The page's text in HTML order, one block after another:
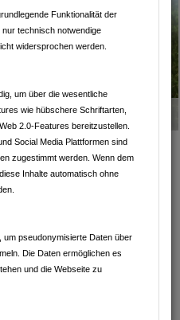
Funktionalität der
technisch notwendige
widersprochen werden.
um über die wesentliche
wie hübschere Schriftarten,
2.0-Features bereitzustellen.
Social Media Plattformen sind
zugestimmt werden. Wenn dem
Inhalte automatisch ohne
pseudonymisierte Daten über
Die Daten ermöglichen es
und die Webseite zu
Schwaigern
DEM
LEINTALZOO-KALENDER
, beiVielFACH
1, 74193 Schwaigern)